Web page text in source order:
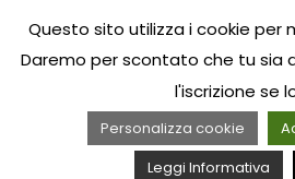
Questo sito utilizza i cookie per
Daremo per scontato che tu sia
l'iscrizione se
Personalizza cookie
Leggi Informativa